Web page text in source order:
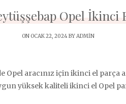
Opel İkinci
ON OCAK 22, 2024 BYADMIN
Opel aracınız için ikinci el parça
yüksek kaliteli ikinci el Opel